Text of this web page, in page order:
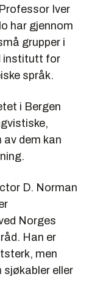
Iver
har gjennom
grupper i
institutt for
språk.
i Bergen
dem kan
D. Norman
Norges
Han er
men
sjøkabler eller